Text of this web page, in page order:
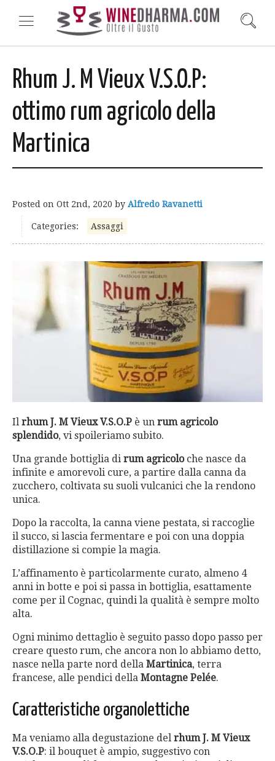
Rhum J. M Vieux V.S.O.P:
ottimo rum agricolo della
Martinica
Posted on Ott 2nd, 2020 by Alfredo Ravanetti
Categories: Assaggi
Il rhum J. M VieuxV.S.O.P è un rum agricolo
splendido, vi spoileriamo subito.
Una grande bottiglia di rum agricoloche nasce da
infinite e amorevoli cure, a partire dalla canna da
zucchero, coltivata su suoli vulcanici che la rendono
unica.
Dopo la raccolta, la canna viene pestata, si raccoglie
il succo, si lascia fermentare e poi con una doppia
distillazione si compie la magia.
L’affinamento è particolarmente curato, almeno 4
anni in botte e poi si passa in bottiglia, esattamente
come per il Cognac, quindi la qualità è sempre molto
alta.
Ogni minimo dettaglio è seguito passo dopo passo per
creare questo rum, che ancora non lo abbiamo detto,
nasce nella parte nord della Martinica, terra
francese, alle pendici della Montagne Pelée.
Caratteristiche organolettiche
Ma veniamo alla degustazione del rhum J. M Vieux
V.S.O.P: il bouquet è ampio, suggestivo con